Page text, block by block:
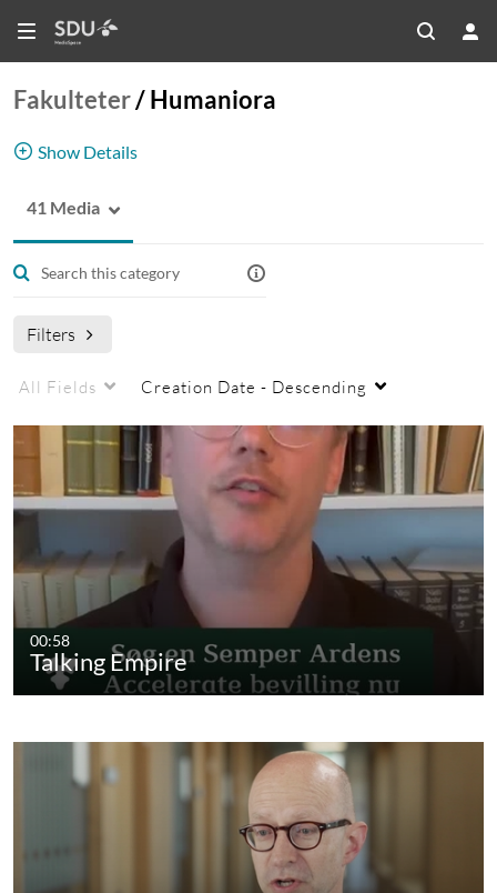
Fakulteter/Humaniora
Show Details
Humaniora
41 Media
Filters
All Fields Creation Date - Descending
00:58
Talking Empire